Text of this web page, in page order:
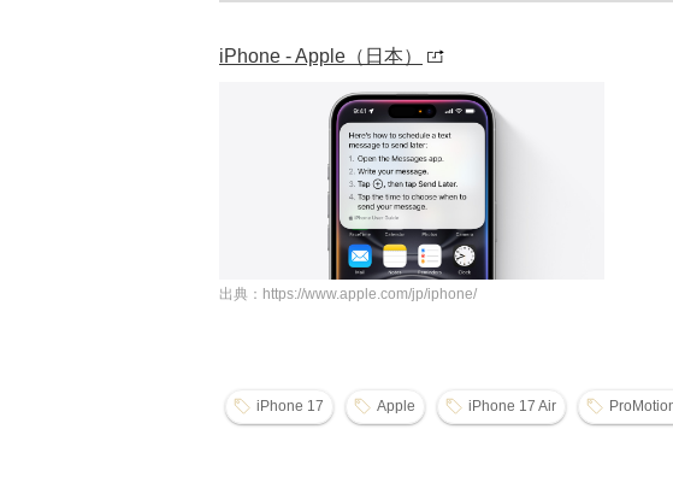
iPhone - Apple（日本）
出典：https://www.apple.com/jp/iphone/
iPhone 17 Apple iPhone 17 Air